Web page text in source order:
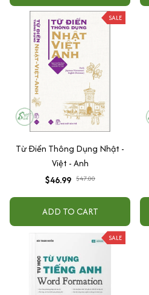
SALE
Từ Điển Thông Dụng Nhật -
Việt - Anh
$46.99 $47.00
ADD TO CART
SALE